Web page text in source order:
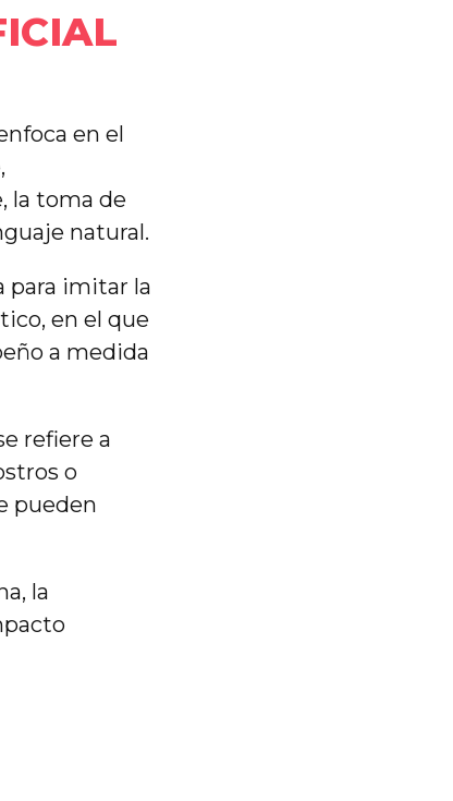
en el
la toma de
natural.
para imitar la
en el que
a medida
refiere a
o
pueden
la